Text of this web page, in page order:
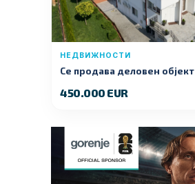
НЕДВИЖНОСТИ
Се продава деловен објект
450.000 EUR